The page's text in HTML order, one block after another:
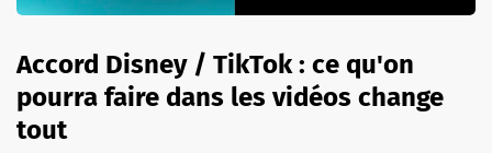
Accord Disney / TikTok : ce qu'on
pourra faire dans les vidéos change
tout